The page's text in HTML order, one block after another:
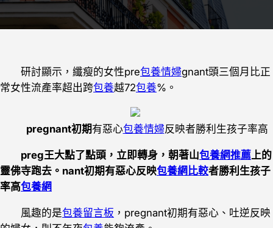
研討顯示，纖瘦的女性pre包養情婦gnant頭三個月比正
常女性流產率超出跨包養越72包養%。
pregnant初期有惡心包養情婦反映者勝利生孩子率高
preg王大點了點頭，立即轉身，朝著山包養網推薦上的
靈佛寺跑去。nant初期有惡心反映包養網比較者勝利生孩子
率高包養網
風趣的是包養留言板 ，pregnant初期有惡心、吐逆反映